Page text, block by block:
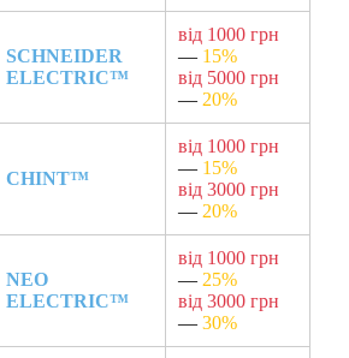
SCHNEIDER
ELECTRIC™
від 1000 грн
— 15%
від 5000 грн
— 20%
CHINT™
від 1000 грн
— 15%
від 3000 грн
— 20%
NEO
ELECTRIC™
від 1000 грн
— 25%
від 3000 грн
— 30%